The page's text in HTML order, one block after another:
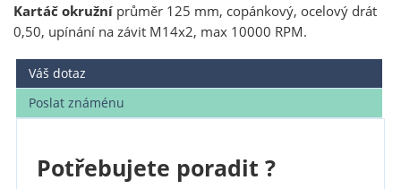
Kartáč okružní průměr 125 mm, copánkový, ocelový drát
0,50, upínání na závit M14x2, max 10000 RPM.
Váš dotaz
Poslat známénu
Potřebujete poradit ?